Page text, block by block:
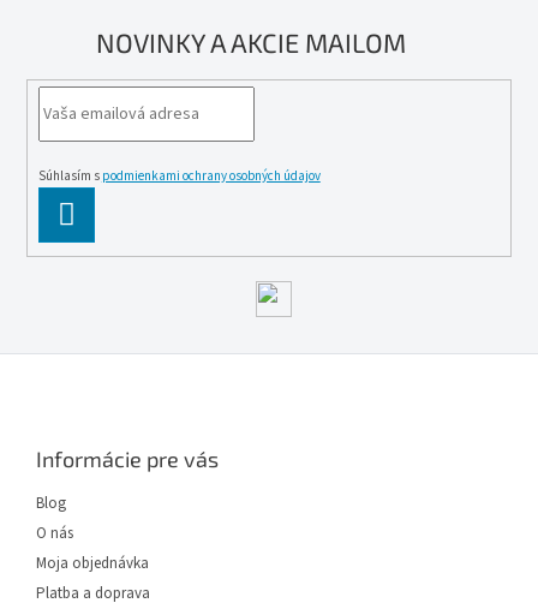
NOVINKY A AKCIE MAILOM
Súhlasím s podmienkami ochrany osobných údajov
SE
Informácie pre vás
Blog
O nás
Moja objednávka
Platba a doprava